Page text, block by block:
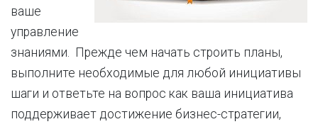
ваше
управление
знаниями. Прежде чем начать строить планы,
выполните необходимые для любой инициативы
шаги и ответьте на вопрос как ваша инициатива
поддерживает достижение бизнес-стратегии,